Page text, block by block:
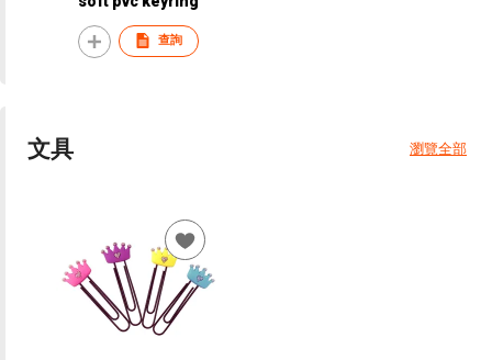
查詢
文具 瀏覽全部